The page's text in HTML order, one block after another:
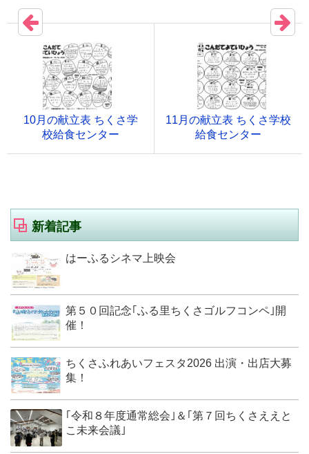
10月の献立表 ちくさ学
校給食センター
11月の献立表 ちくさ学校
給食センター
新着記事
はーふるシネマ上映会
第５０回記念｢ふる里ちくさゴルフコンペ｣開
催！
ちくさふれあいフェスタ2026 出演・出店大募
集！
｢令和８年度通常総会｣＆｢第７回ちくさええと
こ未来会議｣